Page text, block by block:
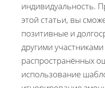
индивидуальность.
этой статьи, вы
позитивные и
другими
распространённых
использование